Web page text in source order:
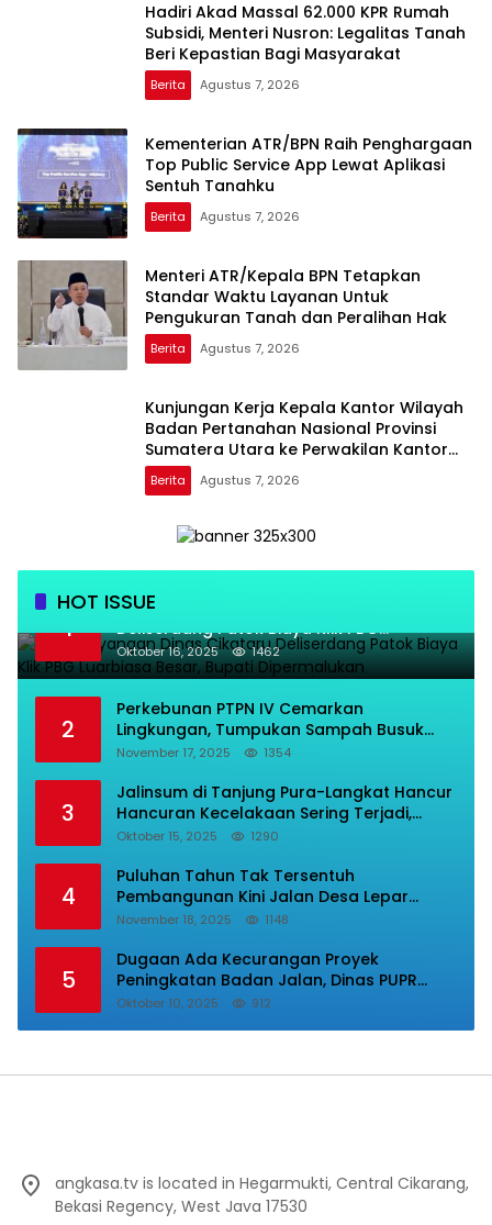
Hadiri Akad Massal 62.000 KPR Rumah
Subsidi, Menteri Nusron: Legalitas Tanah
Beri Kepastian Bagi Masyarakat
Berita Agustus 7, 2026
Kementerian ATR/BPN Raih Penghargaan
Top Public Service App Lewat Aplikasi
Sentuh Tanahku
Berita Agustus 7, 2026
Menteri ATR/Kepala BPN Tetapkan
Standar Waktu Layanan Untuk
Pengukuran Tanah dan Peralihan Hak
Berita Agustus 7, 2026
Kunjungan Kerja Kepala Kantor Wilayah
Badan Pertanahan Nasional Provinsi
Sumatera Utara ke Perwakilan Kantor
Pertanahan Kabupaten Batu Bara
Berita Agustus 7, 2026
HOT ISSUE
1
Kadis Bayangan Dinas Cikataru
Deliserdang Patok Biaya Klik PBG
Luarbiasa Besar, Bupati Dipermalukan
Oktober 16, 2025 1462
2
Perkebunan PTPN IV Cemarkan
Lingkungan, Tumpukan Sampah Busuk
Dibiarkan Menggunung Di Areal Rumah
November 17, 2025 1354
3
Jalinsum di Tanjung Pura-Langkat Hancur
Hancuran Kecelakaan Sering Terjadi,
Masyarakat Mnta Presiden Prabowo Beri
Oktober 15, 2025 1290
4
Puluhan Tahun Tak Tersentuh
Pembangunan Kini Jalan Desa Lepar
Samura Mulus, Masyarakat Sampaikan
November 18, 2025 1148
5
Dugaan Ada Kecurangan Proyek
Peningkatan Badan Jalan, Dinas PUPR
Labura Diadukan Ke Kejatisu.
Oktober 10, 2025 912
angkasa.tv is located in Hegarmukti, Central Cikarang,
Bekasi Regency, West Java 17530